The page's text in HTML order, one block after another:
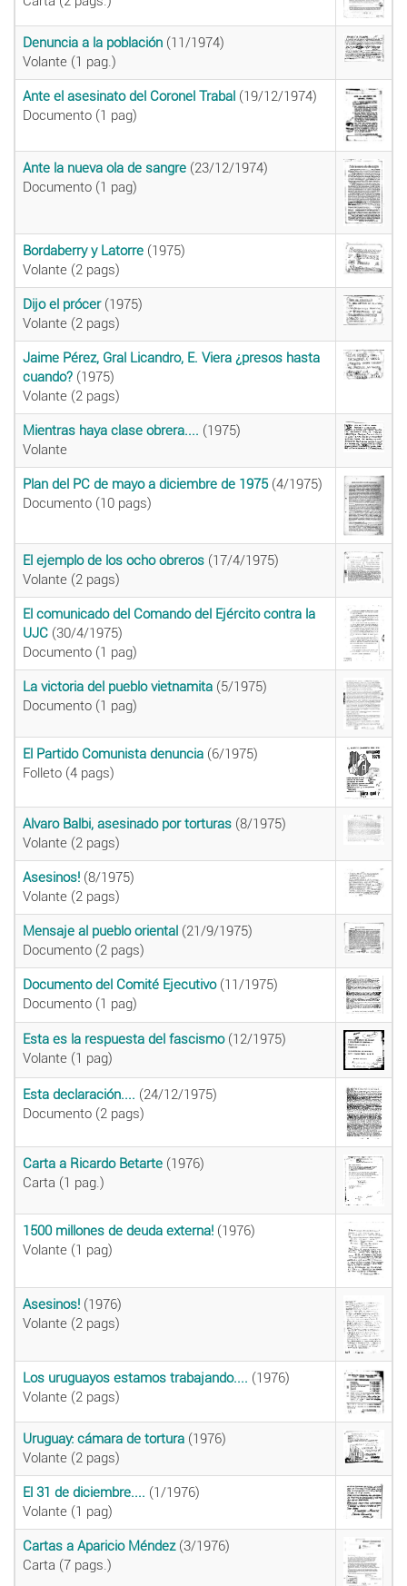
Denuncia a la población (11/1974)
Volante (1 pag.)
Ante el asesinato del Coronel Trabal (19/12/1974)
Documento (1 pag)
Ante la nueva ola de sangre (23/12/1974)
Documento (1 pag)
Bordaberry y Latorre (1975)
Volante (2 pags)
Dijo el prócer(1975)
Volante (2 pags)
Jaime Pérez, Gral Licandro, E. Viera ¿presos hasta
cuando? (1975)
Volante (2 pags)
Mientras haya clase obrera.... (1975)
Volante
Plan del PC de mayo a diciembre de 1975(4/1975)
Documento (10 pags)
El ejemplo de los ocho obreros (17/4/1975)
Volante (2 pags)
El comunicado del Comando del Ejército contra la
UJC (30/4/1975)
Documento (1 pag)
La victoria del pueblo vietnamita (5/1975)
Documento (1 pag)
El Partido Comunista denuncia (6/1975)
Folleto (4 pags)
Alvaro Balbi, asesinado por torturas (8/1975)
Volante (2 pags)
Asesinos! (8/1975)
Volante (2 pags)
Mensaje al pueblo oriental (21/9/1975)
Documento (2 pags)
Documento del Comité Ejecutivo(11/1975)
Documento (1 pag)
Esta es la respuesta del fascismo(12/1975)
Volante (1 pag)
Esta declaración.... (24/12/1975)
Documento (2 pags)
Carta a Ricardo Betarte (1976)
Carta (1 pag.)
1500 millones de deuda externa! (1976)
Volante (1 pag)
Asesinos! (1976)
Volante (2 pags)
Los uruguayos estamos trabajando.... (1976)
Volante (2 pags)
Uruguay: cámara de tortura (1976)
Volante (2 pags)
El 31 de diciembre.... (1/1976)
Volante (1 pag)
Cartas a Aparicio Méndez(3/1976)
Carta (7 pags.)